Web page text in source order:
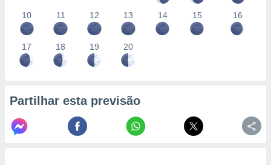
10 11 12 13 14 15 16
17 18 19 20
Partilhar esta previsão